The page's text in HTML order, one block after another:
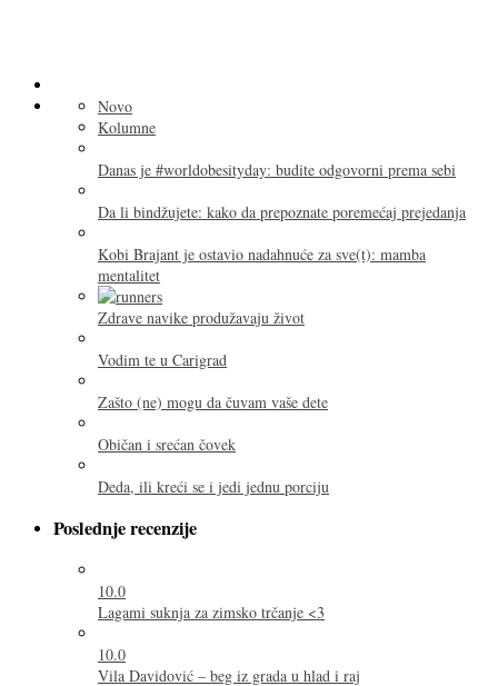
Novo
Kolumne
Danas je #worldobesityday: budite odgovorni prema sebi
Da li bindžujete: kako da prepoznate poremećaj prejedanja
Kobi Brajant je ostavio nadahnuće za sve(t): mamba
mentalitet
Zdrave navike produžavaju život
Vodim te u Carigrad
Zašto (ne) mogu da čuvam vaše dete
Običan i srećan čovek
Deda, ili kreći se i jedi jednu porciju
Poslednje recenzije
10.0
Lagami suknja za zimsko trčanje <3
10.0
Vila Davidović – beg iz grada u hlad i raj